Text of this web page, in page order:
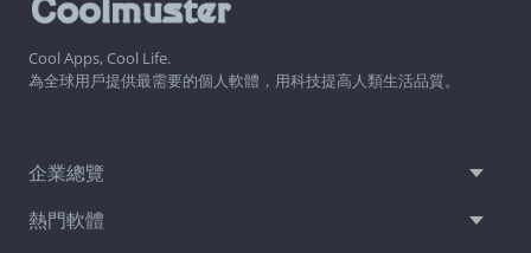
Cool Apps, Cool Life.
為全球用戶提供最需要的個人軟體，用科技提高人類生活品質。
企業總覽
熱門軟體